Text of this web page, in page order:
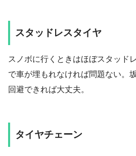
スタッドレスタイヤ
スノボに行くときはほぼスタッド
で車が埋もれなければ問題ない。
回避できれば大丈夫。
タイヤチェーン